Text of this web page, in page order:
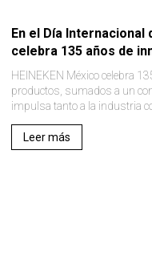
En el Día Internacional
celebra 135 años de
HEINEKEN México celebra
productos, sumados a un
impulsa tanto a la industria
Leer más